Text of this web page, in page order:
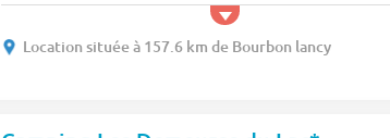
Location située à 157.6 km de Bourbon lancy